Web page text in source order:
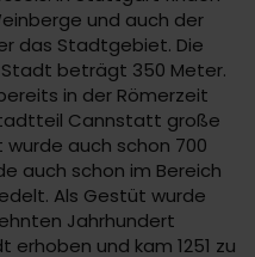
und auch der
das Stadtgebiet. Die
beträgt 350 Meter.
in der Römerzeit
Cannstatt große
auch schon 700
auch schon im Bereich
Als Gestüt wurde
Jahrhundert
erhoben und kam 1251 zu